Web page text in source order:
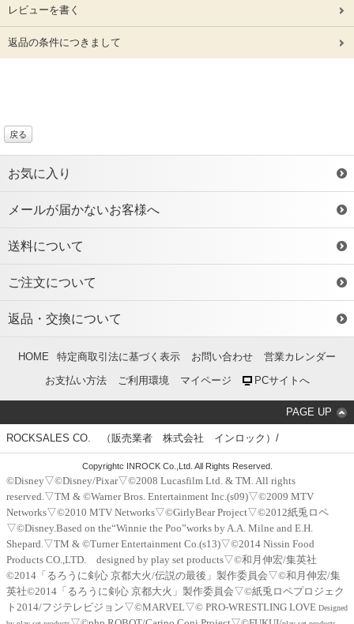
レビューを書く
返品の条件につきまして
戻る
お気に入り
メールが届かないお客様へ
送料について
ご注文について
返品・交換について
HOME 特定商取引法に基づく表示 お問い合わせ
営業カレンダー
お支払い方法
ご利用環境 マイページ PCサイトへ
PAGE UP
ROCKSALES CO. （販売業者 株式会社 インロック）/
Copyrightc INROCK Co.,Ltd. All Rights Reserved.
©Disney▽©Disney/Pixar▽©2008 Lucasfilm Ltd. & TM. All rights
reserved.▽TM & ©Warner Bros. Entertainment Inc.(s09)▽©2009 MTV
Networks▽©2010 MTV Networks▽©GirlyBear Project▽©2012紙兎ロペ
▽©Disney.Based on the“Winnie the Poo”works by A.A. Milne and E.H.
Shepard.▽TM & ©Turner Entertainment Co.(s13)▽©2014 Nissin Food
Products CO.,LTD. designed by play set products▽©和月伸宏/集英社
©2014「るろうに剣心 京都大火/伝説の最後」製作委員会▽©和月伸宏/集
英社©2014「るろうに剣心 京都大火」製作委員会▽©紙兎ロペプロジェク
ト2014/フジテレビジョン▽©MARVEL▽© PRO-WRESTLING LOVE Designed